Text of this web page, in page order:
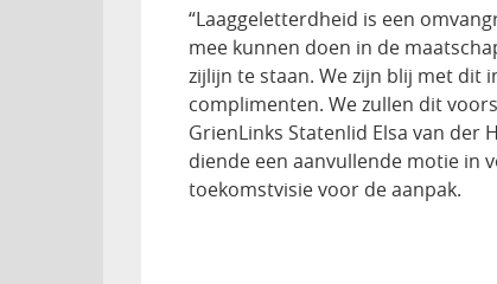
“Laaggeletterdheid is een
mee kunnen doen in de
zijlijn te staan. We zijn blij met dit
complimenten. We zullen dit
GrienLinks Statenlid Elsa van der
diende een aanvullende motie in
toekomstvisie voor de aanpak.